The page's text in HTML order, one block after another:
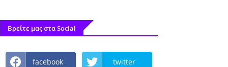
Βρείτε μας στα Social
facebook twitter